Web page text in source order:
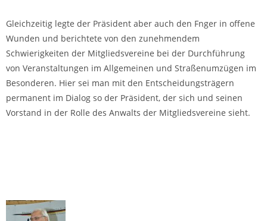
Gleichzeitig legte der Präsident aber auch den Fnger in offene
Wunden und berichtete von den zunehmendem
Schwierigkeiten der Mitgliedsvereine bei der Durchführung
von Veranstaltungen im Allgemeinen und Straßenumzügen im
Besonderen. Hier sei man mit den Entscheidungsträgern
permanent im Dialog so der Präsident, der sich und seinen
Vorstand in der Rolle des Anwalts der Mitgliedsvereine sieht.